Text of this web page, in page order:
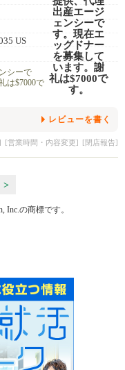
US
シーで
は$7000で
レビューを書く
[営業時間・内容変更] [閉店報告]
>
Inc.の商標です。